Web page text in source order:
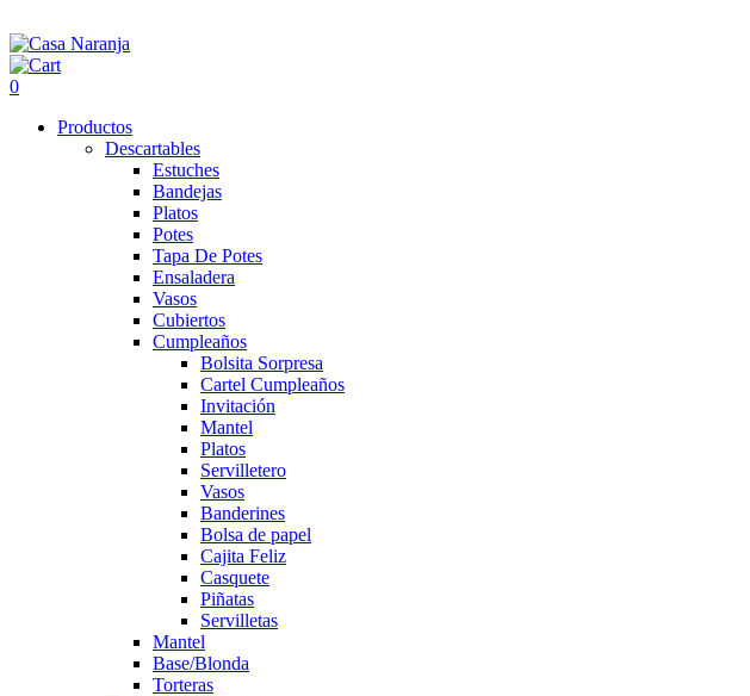
0
Productos
Descartables
Estuches
Bandejas
Platos
Potes
Tapa De Potes
Ensaladera
Vasos
Cubiertos
Cumpleaños
Bolsita Sorpresa
Cartel Cumpleaños
Invitación
Mantel
Platos
Servilletero
Vasos
Banderines
Bolsa de papel
Cajita Feliz
Casquete
Piñatas
Servilletas
Mantel
Base/Blonda
Torteras